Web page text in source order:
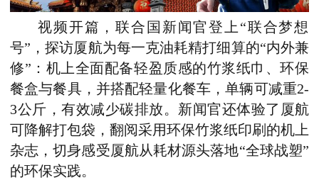
视频开篇，联合国新闻官登上“联合梦想
号”，探访厦航为每一克油耗精打细算的“内外兼
修”：机上全面配备轻盈质感的竹浆纸巾、环保
餐盒与餐具，并搭配轻量化餐车，单辆可减重2-
3公斤，有效减少碳排放。新闻官还体验了厦航
可降解打包袋，翻阅采用环保竹浆纸印刷的机上
杂志，切身感受厦航从耗材源头落地“全球战塑”
的环保实践。